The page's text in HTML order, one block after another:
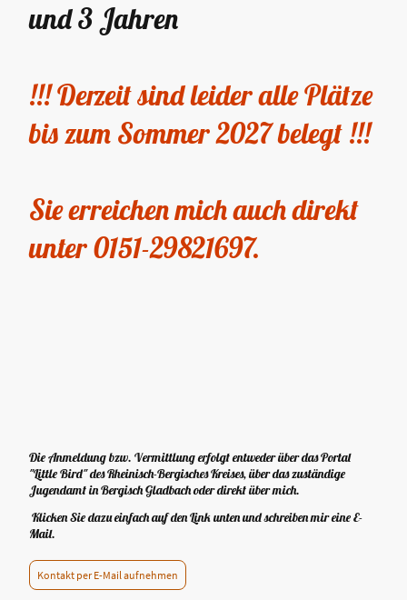
und 3 Jahren
!!! Derzeit sind leider alle Plätze
bis zum Sommer 2027 belegt !!!
Sie erreichen mich auch direkt
unter 0151-29821697.
Die Anmeldung bzw. Vermittlung erfolgt entweder über das Portal
"Little Bird" des Rheinisch-Bergisches Kreises, über das zuständige
Jugendamt in Bergisch Gladbach oder direkt über mich.
Klicken Sie dazu einfach auf den Link unten und schreiben mir eine E-
Mail.
Kontakt per E-Mail aufnehmen